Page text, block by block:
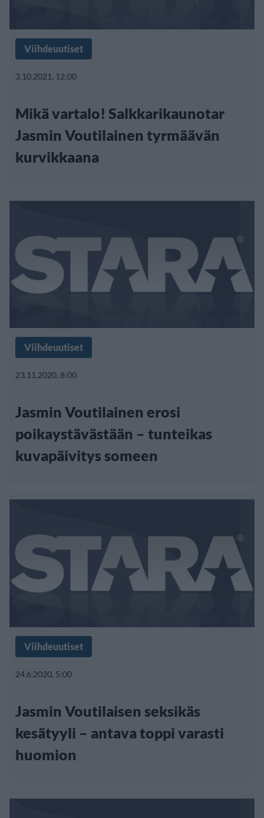
Viihdeuutiset
3.10.2021, 12:00
Mikä vartalo! Salkkarikaunotar
Jasmin Voutilainen tyrmäävän
kurvikkaana
Viihdeuutiset
23.11.2020, 8:00
Jasmin Voutilainen erosi
poikaystävästään – tunteikas
kuvapäivitys someen
Viihdeuutiset
24.6.2020, 5:00
Jasmin Voutilaisen seksikäs
kesätyyli – antava toppi varasti
huomion